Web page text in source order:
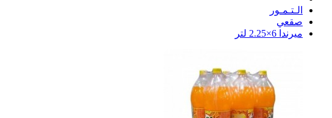
الـتـمـور
صقعي
ميرندا 6×2.25 لتر